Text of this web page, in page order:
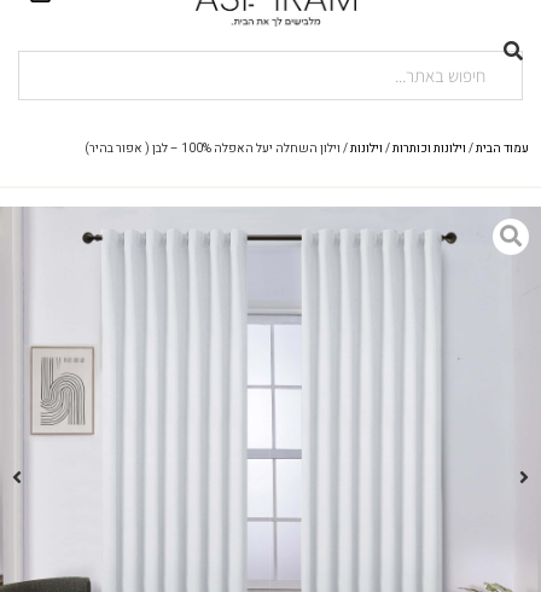
עמוד הבית/ וילונות וכותרות/ וילונות/ וילון השחלה יעל האפלה 100% – לבן ( אפור בהיר)